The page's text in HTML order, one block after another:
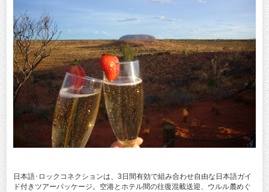
日本語･ロックコネクションは、3日間有効で組み合わせ自由な日本語ガイ
ド付きツアーパッケージ。空港とホテル間の往復混載送迎、ウルル麓めぐ